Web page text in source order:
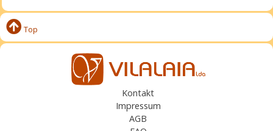
Top
Kontakt
Impressum
AGB